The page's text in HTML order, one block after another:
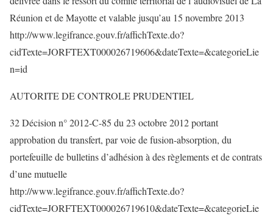
Réunion et de Mayotte et valable jusqu’au 15 novembre 2013
http://www.legifrance.gouv.fr/affichTexte.do?
cidTexte=JORFTEXT000026719606&dateTexte=&categorieLie
n=id
AUTORITE DE CONTROLE PRUDENTIEL
32 Décision n° 2012-C-85 du 23 octobre 2012 portant
approbation du transfert, par voie de fusion-absorption, du
portefeuille de bulletins d’adhésion à des règlements et de contrats
d’une mutuelle
http://www.legifrance.gouv.fr/affichTexte.do?
cidTexte=JORFTEXT000026719610&dateTexte=&categorieLie